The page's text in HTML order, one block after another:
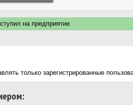
на предприятие
только зарегистрированные